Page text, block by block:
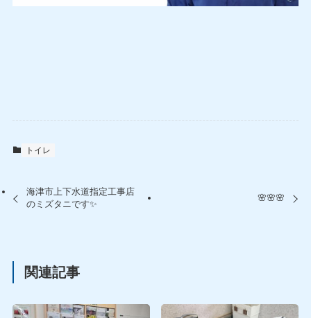
トイレ
海津市上下水道指定工事店
のミズタニです✨
🌸🌸🌸
関連記事